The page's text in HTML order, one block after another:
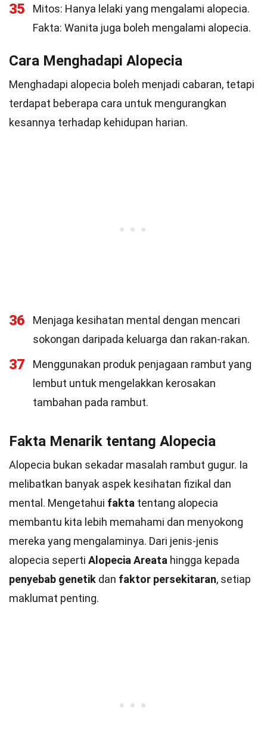
35
Mitos: Hanya lelaki yang mengalami alopecia.
Fakta: Wanita juga boleh mengalami alopecia.
Cara Menghadapi Alopecia
Menghadapi alopecia boleh menjadi cabaran, tetapi
terdapat beberapa cara untuk mengurangkan
kesannya terhadap kehidupan harian.
36
Menjaga kesihatan mental dengan mencari
sokongan daripada keluarga dan rakan-rakan.
37
Menggunakan produk penjagaan rambut yang
lembut untuk mengelakkan kerosakan
tambahan pada rambut.
Fakta Menarik tentang Alopecia
Alopecia bukan sekadar masalah rambut gugur. Ia
melibatkan banyak aspek kesihatan fizikal dan
mental. Mengetahui fakta tentang alopecia
membantu kita lebih memahami dan menyokong
mereka yang mengalaminya. Dari jenis-jenis
alopecia seperti Alopecia Areata hingga kepada
penyebab genetik dan faktor persekitaran, setiap
maklumat penting.